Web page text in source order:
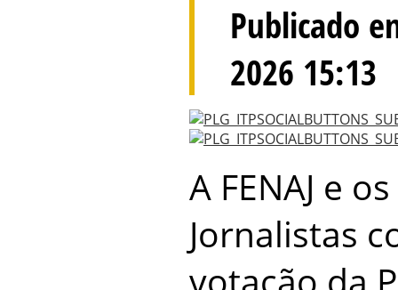
Publicado
2026 15:13
A FENAJ e
Jornalistas